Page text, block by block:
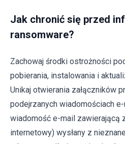
Jak chronić się przed
ransomware?
Zachowaj środki ostrożności
pobierania, instalowania i
Unikaj otwierania załączników
podejrzanych wiadomościach
wiadomość e-mail zawierającą
internetowy) wysłany z